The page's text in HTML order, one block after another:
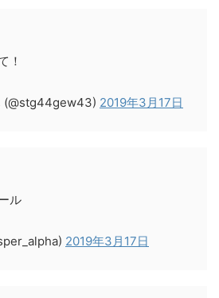
！
(@stg44gew43) 2019年3月17日
ル
2019年3月17日